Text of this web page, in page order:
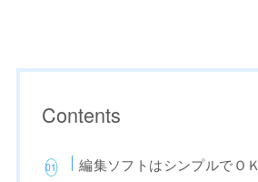
Contents
編集ソフトはシンプルでＯＫ